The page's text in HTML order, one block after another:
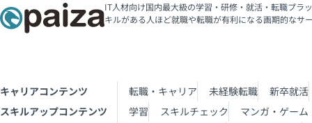
IT人材向け国内最大級の学習・研修・就活・転職プラ
キルがある人ほど就職や転職が有利になる画期的なサ
キャリアコンテンツ 転職・キャリア 未経験転職
新卒就活
スキルアップコンテンツ
学習 スキルチェック
マンガ・ゲーム